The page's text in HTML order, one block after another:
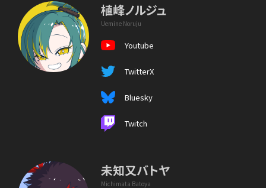
植峰ノルジュ
Uemine Noruju
Youtube
TwitterX
Bluesky
Twitch
未知又バトヤ
Michimata Batoya